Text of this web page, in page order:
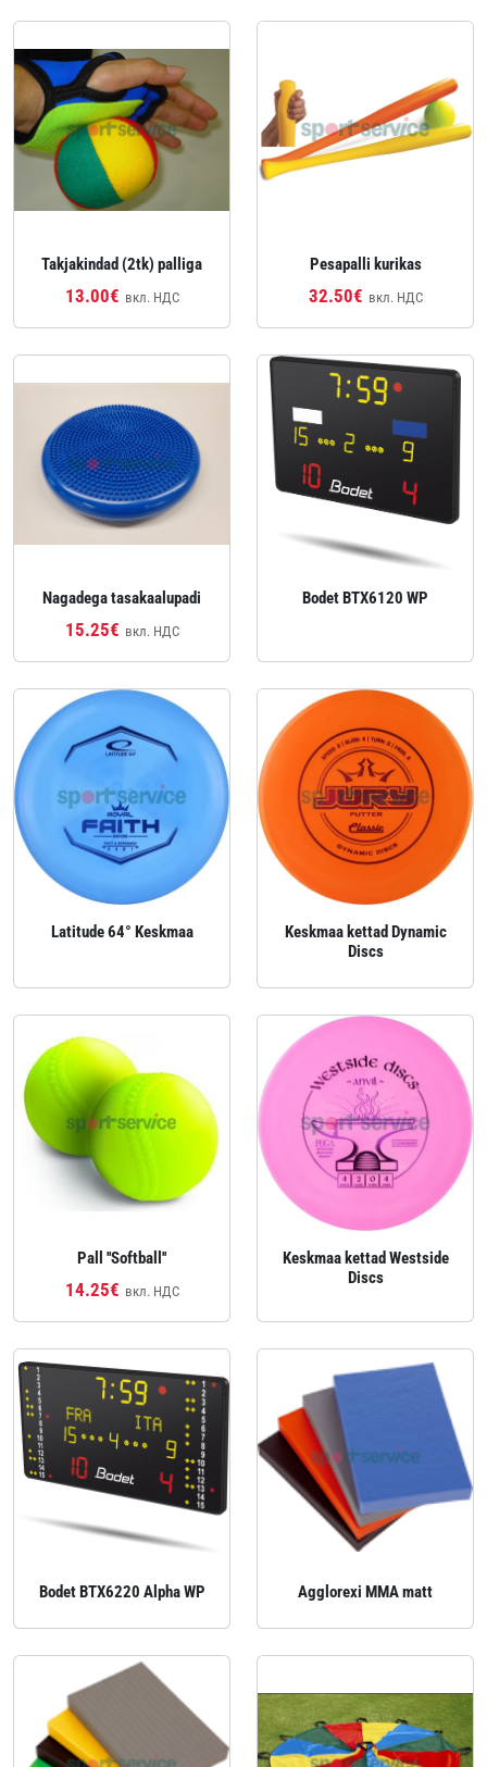
Takjakindad (2tk) palliga
13.00€ вкл. НДС
Pesapalli kurikas
32.50€ вкл. НДС
Nagadega tasakaalupadi
15.25€ вкл. НДС
Bodet BTX6120 WP
Latitude 64° Keskmaa
Keskmaa kettad Dynamic
Discs
Pall ''Softball''
14.25€ вкл. НДС
Keskmaa kettad Westside
Discs
Bodet BTX6220 Alpha WP Agglorexi MMA matt